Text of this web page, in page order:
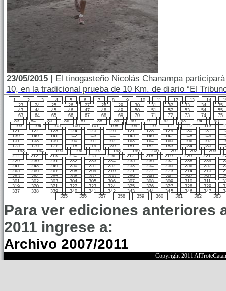
23/05/2015 | El tinogasteño Nicolás Chanampa
10, en la tradicional prueba de 10 Km. de diario “El
1 2 3 4 5 6 7 8 9 10 11 12 13 14
23
24 25 26 27 28 29 30 31 32 33 34
35
43
44 45 46 47 48 49 50 51 52 53 54
55
63
64 65 66 67 68 69 70 71 72 73 74
75
83
84 85 86 87 88 89 90 91 92 93 94
95
103
104 105 106 107 108 109 110 111 112 113
121
122 123 124 125 126 127 128 129 130 131
139
140 141 142 143 144 145 146 147 148 149
157
158 159 160 161 162 163 164 165 166 167
175
176 177 178 179 180 181 182 183 184 185
193
194 195 196 197 198 199 200 201 202
203
211
212 213 214 215 216 217 218 219 220 221
229
230 231 232 233 234 235 236 237 238 239
247
248 249 250 251 252 253 254 255 256 257
265
266 267 268 269 270 271 272 273 274 275
283
284 285 286 287 288 289 290 291 292 293
301
302 303 304 305 306 307 308 309 310 311
319
320 321 322 323 324 325 326 327 328 329
337
338 339 340 341 342 343 344 345 346 347
355
356 357 358 359 360 361 362 363
Para ver ediciones anteriores
2011 ingrese a:
Archivo 2007/2011
Copyright 2011